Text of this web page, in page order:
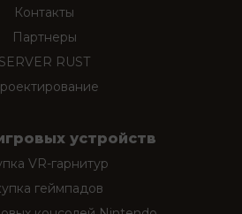
Контакты
Партнеры
SERVER RUST
устройств
VR-гарнитур
геймпадов